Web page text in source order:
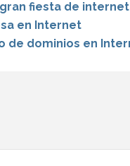
fiesta de internet
en Internet
de dominios en